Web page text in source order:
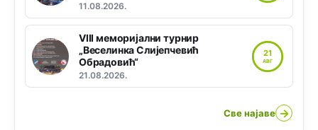
11.08.2026.
VIII меморијални турнир
„Веселинка Слијепчевић
Обрадовић“
21.08.2026.
21
АВГ
Све најаве →